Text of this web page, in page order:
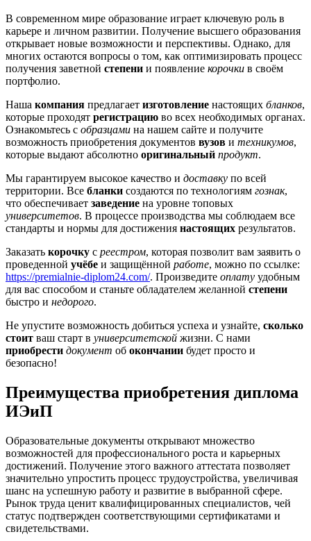
В современном мире образование играет ключевую роль в
карьере и личном развитии. Получение высшего образования
открывает новые возможности и перспективы. Однако, для
многих остаются вопросы о том, как оптимизировать процесс
получения заветной степени и появление корочки в своём
портфолио.
Наша компания предлагает изготовление настоящих бланков,
которые проходят регистрацию во всех необходимых органах.
Ознакомьтесь с образцами на нашем сайте и получите
возможность приобретения документов вузов и техникумов,
которые выдают абсолютно оригинальный продукт.
Мы гарантируем высокое качество и доставку по всей
территории. Все бланки создаются по технологиям гознак,
что обеспечивает заведение на уровне топовых
университетов. В процессе производства мы соблюдаем все
стандарты и нормы для достижения настоящих результатов.
Заказать корочку с реестром, которая позволит вам заявить о
проведенной учёбе и защищённой работе, можно по ссылке:
https://premialnie-diplom24.com/. Произведите оплату удобным
для вас способом и станьте обладателем желанной степени
быстро и недорого.
Не упустите возможность добиться успеха и узнайте, сколько
стоит ваш старт в университетской жизни. С нами
приобрести документ об окончании будет просто и
безопасно!
Преимущества приобретения диплома
ИЭиП
Образовательные документы открывают множество
возможностей для профессионального роста и карьерных
достижений. Получение этого важного аттестата позволяет
значительно упростить процесс трудоустройства, увеличивая
шанс на успешную работу и развитие в выбранной сфере.
Рынок труда ценит квалифицированных специалистов, чей
статус подтвержден соответствующими сертификатами и
свидетельствами.